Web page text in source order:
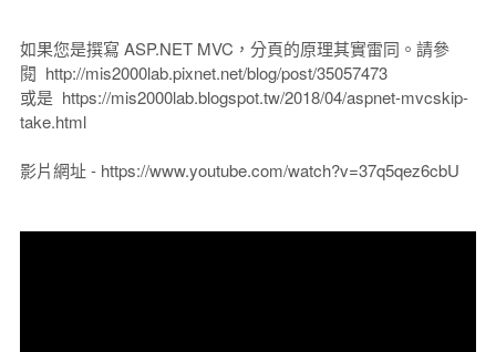
如果您是撰寫 ASP.NET MVC，分頁的原理其實雷同。請參
閱 http://mis2000lab.pixnet.net/blog/post/35057473
或是 https://mis2000lab.blogspot.tw/2018/04/aspnet-mvcskip-
take.html
影片網址 - https://www.youtube.com/watch?v=37q5qez6cbU